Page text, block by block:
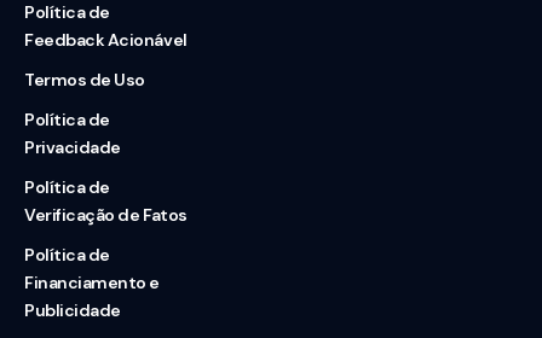
Política de
Feedback Acionável
Termos de Uso
Política de
Privacidade
Política de
Verificação de Fatos
Política de
Financiamento e
Publicidade